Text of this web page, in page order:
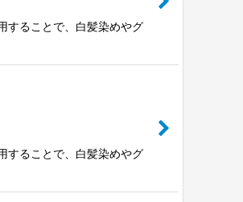
することで、白髪染めやグ
することで、白髪染めやグ